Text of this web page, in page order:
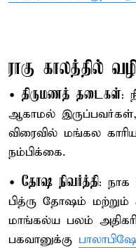
ராகு காலத்தில்
• திருமணத் தடைகள்:
ஆகாமல்
விரைவில் மங்கல
நம்பிக்கை.
• தோஷ நிவர்த்தி:
பித்ரு தோஷம்
மாங்கல்ய பலம்
பகவானுக்கு